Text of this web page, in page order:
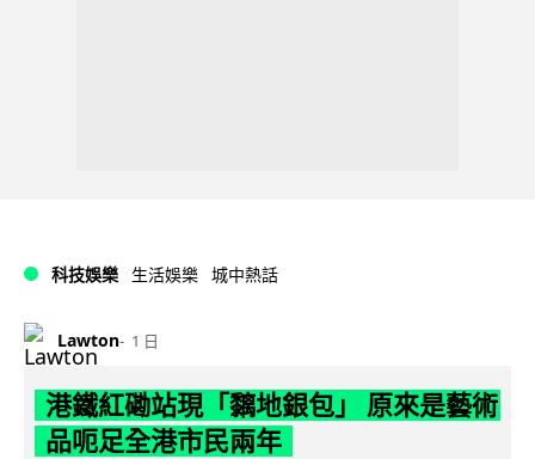
科技娛樂 生活娛樂 城中熱話
Lawton 1 日
港鐵紅磡站現「黐地銀包」 原來是藝術
品呃足全港市民兩年